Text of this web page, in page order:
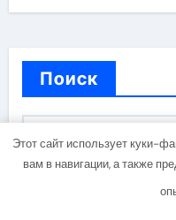
Поиск
Этот сайт использует куки-
вам в навигации, а также